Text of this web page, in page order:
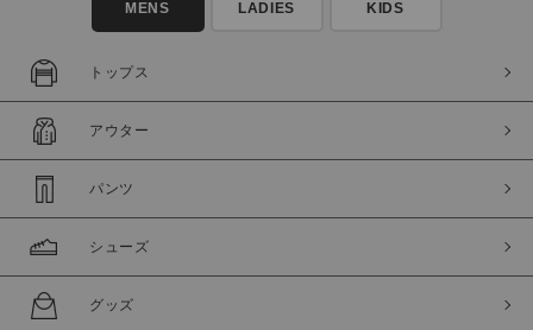
通常商品 予約商品
在庫
在庫あり 在庫なし含む
MENS LADIES KIDS
トップス
アウター
パンツ
シューズ
グッズ